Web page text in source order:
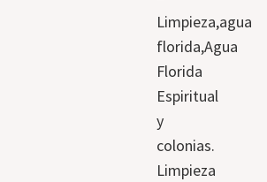
Limpieza,agua
florida,Agua
Florida
Espiritual
y
colonias.
Limpieza